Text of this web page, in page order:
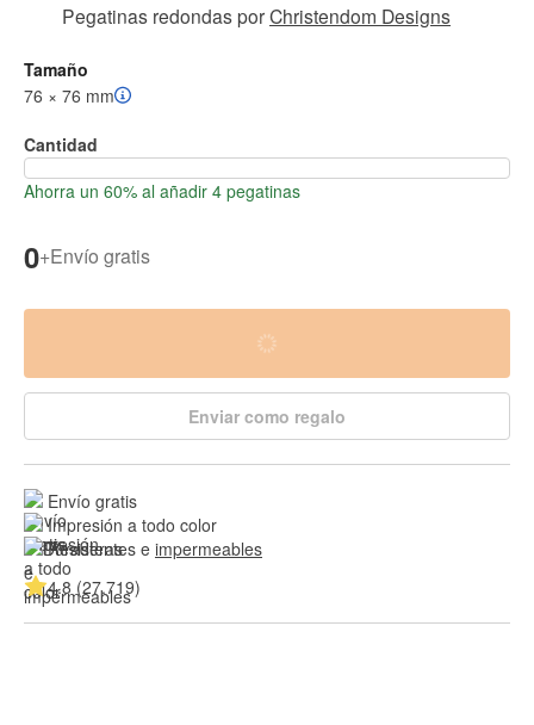
Pegatinas redondasporChristendom Designs
Tamaño
76 × 76 mm
Cantidad
Ahorra un 60% al añadir 4 pegatinas
0+Envío gratis
Enviar como regalo
Envío gratis
Impresión a todo color
Resistentes e impermeables
4.8 (27.719)